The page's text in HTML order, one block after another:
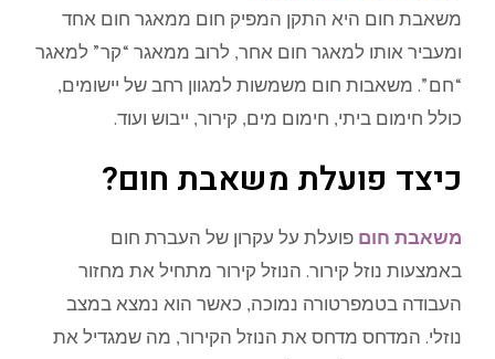
משאבת חום היא התקן המפיק חום ממאגר חום אחד
ומעביר אותו למאגר חום אחר, לרוב ממאגר “קר” למאגר
“חם”. משאבות חום משמשות למגוון רחב של יישומים,
כולל חימום ביתי, חימום מים, קירור, ייבוש ועוד.
כיצד פועלת משאבת חום?
משאבת חום פועלת על עקרון של העברת חום
באמצעות נוזל קירור. הנוזל קירור מתחיל את מחזור
העבודה בטמפרטורה נמוכה, כאשר הוא נמצא במצב
נוזלי. המדחס מדחס את הנוזל הקירור, מה שמגדיל את